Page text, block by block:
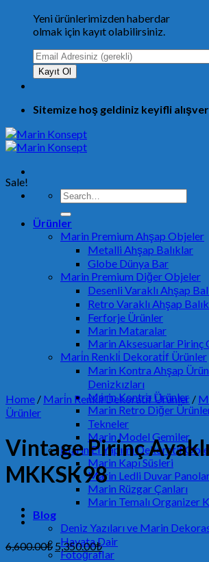
Yeni ürünlerimizden haberdar
olmak için kayıt olabilirsiniz.
Sitemize hoş geldiniz keyifli
Search
for:
Ürünler
Marin Premium Ahşap Objeler
Metalli Ahşap Balıklar
Globe Dünya Bar
Marin Premium Diğer Objeler
Desenli Varaklı Ahşap
Retro Varaklı Ahşap
Ferforje Ürünler
Marin Mataralar
Marin Aksesuarlar Pirinç
Mari̇n Renkli̇ Dekorati̇f Ürünler
Marin Kontra Ahşap
Denizkızları
Marin Kontra Ürünler
Marin Retro Diğer
Tekneler
Marin Model Gemiler
Marin El Yapımı Dekoratif
Marin Kapı Süsleri
Marin Ledli Duvar
Marin Rüzgar Çanları
Marin Temalı Organizer
Blog
Deniz Yazıları ve Marin
Hayata Dair
Fotoğraflar
Sale!
Home / Mari̇n Renkli̇ Dekorati̇f Ürünler /
Ürünler
Vintage Pirinç
MKKSK98
6,600.00₺ 5,350.00₺